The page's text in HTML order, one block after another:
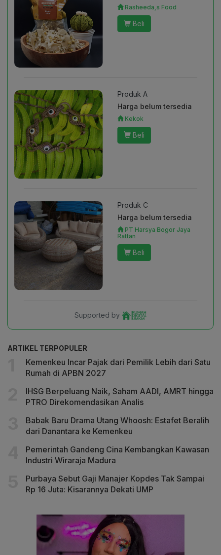
Rasheeda,s Food
Beli
Produk A
Harga belum tersedia
Kekok
Beli
Produk C
Harga belum tersedia
PT Harsya Bogor Jaya
Rattan
Beli
Supported by
ARTIKEL TERPOPULER
Kemenkeu Incar Pajak dari Pemilik Lebih dari Satu
Rumah di APBN 2027
IHSG Berpeluang Naik, Saham AADI, AMRT hingga
PTRO Direkomendasikan Analis
Babak Baru Drama Utang Whoosh: Estafet Beralih
dari Danantara ke Kemenkeu
Pemerintah Gandeng Cina Kembangkan Kawasan
Industri Wiraraja Madura
Purbaya Sebut Gaji Manajer Kopdes Tak Sampai
Rp 16 Juta: Kisarannya Dekati UMP